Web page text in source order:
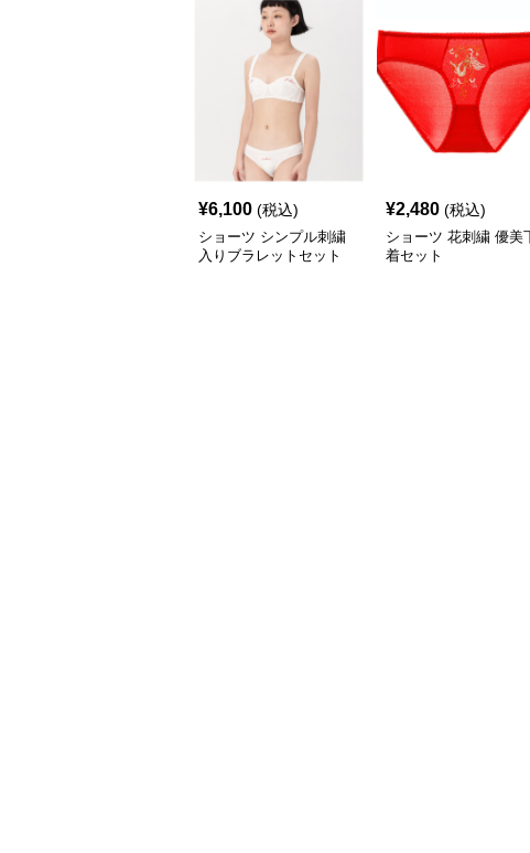
¥6,100 (税込)
ショーツ シンプル刺繍
入りブラレットセット
¥2,480 (税込)
ショーツ 花刺繍 優美
着セット